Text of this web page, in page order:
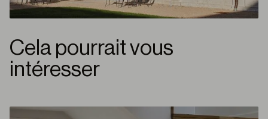
Cela pourrait vous
intéresser